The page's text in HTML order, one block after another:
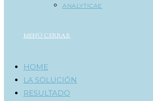
ANALYTICAE
MENÚ CERRAR
HOME
LA SOLUCIÓN
RESULTADO